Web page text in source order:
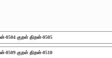
0504 குறள் திறன்-0505
0509 குறள் திறன்-0510